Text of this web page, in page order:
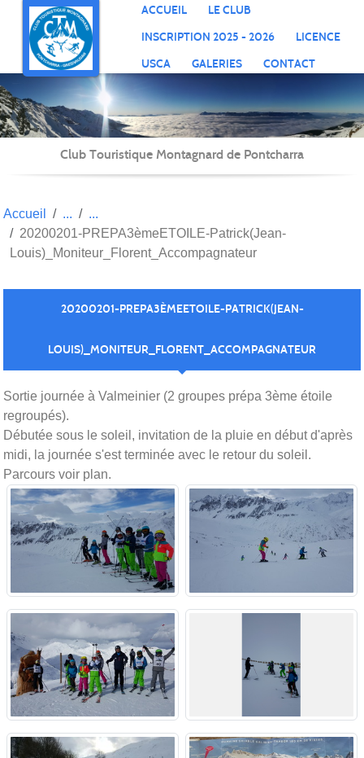
ACCUEIL
LE CLUB
INSCRIPTION 2025 - 2026
LICENCE
USCA
GALERIES CONTACT
Club Touristique Montagnard de Pontcharra
Accueil
20200201-PREPA3èmeETOILE-Patrick(Jean-
Louis)_Moniteur_Florent_Accompagnateur
20200201-PREPA3ÈMEETOILE-PATRICK(JEAN-
LOUIS)_MONITEUR_FLORENT_ACCOMPAGNATEUR
Sortie journée à Valmeinier (2 groupes prépa 3ème étoile
regroupés).
Débutée sous le soleil, invitation de la pluie en début d'après
midi, la journée s'est terminée avec le retour du soleil.
Parcours voir plan.
Panneau de gestion des cookies